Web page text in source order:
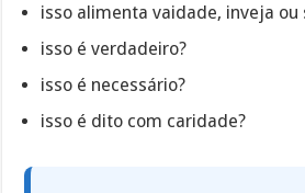
isso alimenta vaidade, inveja ou
isso é verdadeiro?
isso é necessário?
isso é dito com caridade?